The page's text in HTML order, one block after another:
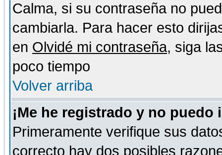
Calma, si su contraseña no
cambiarla. Para hacer esto
en Olvidé mi contraseña, siga
poco tiempo
Volver arriba
¡Me he registrado y no puedo
Primeramente verifique sus
correcto hay dos posibles